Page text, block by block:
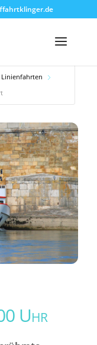
Linienfahrten
Uhr